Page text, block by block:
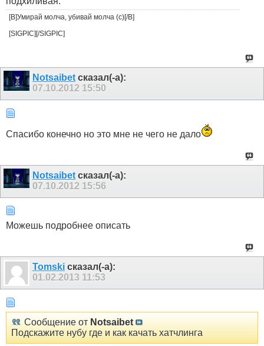
[B]Умирай молча, убивай молча (с)[/B]
[SIGPIC][/SIGPIC]
Notsaibet сказал(-а):
07.10.2012 15:50
Спасибо конечно но это мне не чего не дало
Notsaibet сказал(-а):
07.10.2012 15:56
Можешь подробнее описать
Tomski сказал(-а):
01.02.2013 11:53
Сообщение от Notsaibet
Подскажите нубу где и как качать хатчлинга